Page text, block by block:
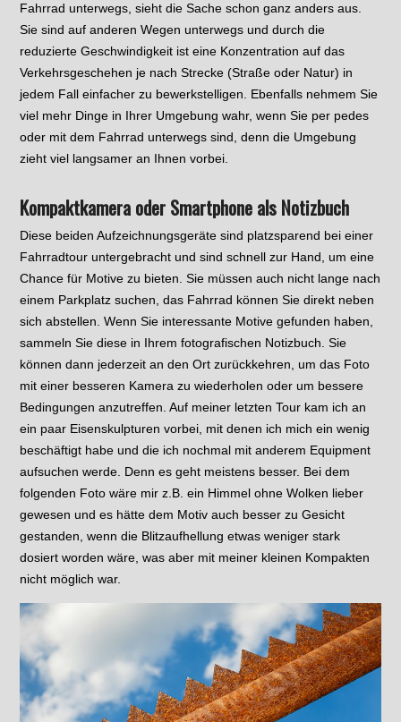
Fahrrad unterwegs, sieht die Sache schon ganz anders aus.
Sie sind auf anderen Wegen unterwegs und durch die
reduzierte Geschwindigkeit ist eine Konzentration auf das
Verkehrsgeschehen je nach Strecke (Straße oder Natur) in
jedem Fall einfacher zu bewerkstelligen. Ebenfalls nehmem Sie
viel mehr Dinge in Ihrer Umgebung wahr, wenn Sie per pedes
oder mit dem Fahrrad unterwegs sind, denn die Umgebung
zieht viel langsamer an Ihnen vorbei.
Kompaktkamera oder Smartphone als Notizbuch
Diese beiden Aufzeichnungsgeräte sind platzsparend bei einer
Fahrradtour untergebracht und sind schnell zur Hand, um eine
Chance für Motive zu bieten. Sie müssen auch nicht lange nach
einem Parkplatz suchen, das Fahrrad können Sie direkt neben
sich abstellen. Wenn Sie interessante Motive gefunden haben,
sammeln Sie diese in Ihrem fotografischen Notizbuch. Sie
können dann jederzeit an den Ort zurückkehren, um das Foto
mit einer besseren Kamera zu wiederholen oder um bessere
Bedingungen anzutreffen. Auf meiner letzten Tour kam ich an
ein paar Eisenskulpturen vorbei, mit denen ich mich ein wenig
beschäftigt habe und die ich nochmal mit anderem Equipment
aufsuchen werde. Denn es geht meistens besser. Bei dem
folgenden Foto wäre mir z.B. ein Himmel ohne Wolken lieber
gewesen und es hätte dem Motiv auch besser zu Gesicht
gestanden, wenn die Blitzaufhellung etwas weniger stark
dosiert worden wäre, was aber mit meiner kleinen Kompakten
nicht möglich war.